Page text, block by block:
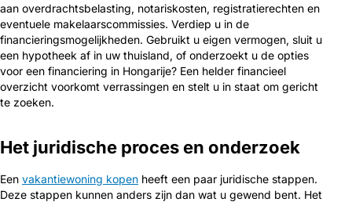
aan overdrachtsbelasting, notariskosten, registratierechten en
eventuele makelaarscommissies. Verdiep u in de
financieringsmogelijkheden. Gebruikt u eigen vermogen, sluit u
een hypotheek af in uw thuisland, of onderzoekt u de opties
voor een financiering in Hongarije? Een helder financieel
overzicht voorkomt verrassingen en stelt u in staat om gericht
te zoeken.
Het juridische proces en onderzoek
Een vakantiewoning kopen heeft een paar juridische stappen.
Deze stappen kunnen anders zijn dan wat u gewend bent. Het